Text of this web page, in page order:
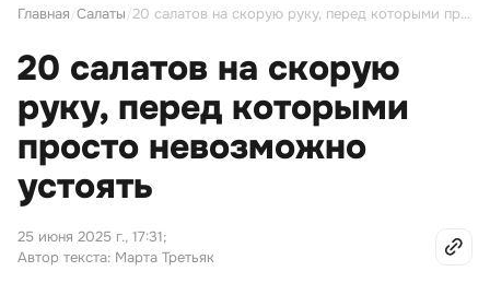
Главная Салаты 20 салатов на скорую руку, перед которыми просто невозможно устоять
20 салатов на скорую
руку, перед которыми
просто невозможно
устоять
25 июня 2025 г., 17:31;
Автор текста: Марта Третьяк